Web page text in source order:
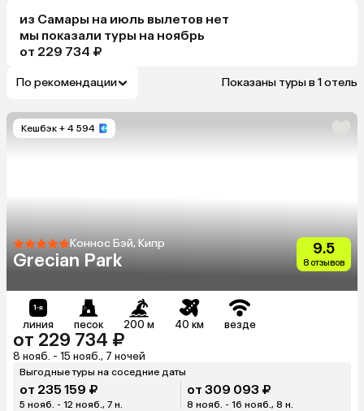
из Самары на июль вылетов нет
мы показали туры на ноябрь
от 229 734 ₽
По рекомендации Показаны туры в 1 отель
Кешбэк + 4 594
Коннос Бэй, Кипр
Grecian Park
9.5
8 отзывов
линия песок 200 м 40 км везде
от 229 734 ₽
8 нояб. - 15 нояб., 7 ночей
Выгодные туры на соседние даты
от 235 159 ₽
5 нояб. - 12 нояб., 7 н.
от 309 093 ₽
8 нояб. - 16 нояб., 8 н.